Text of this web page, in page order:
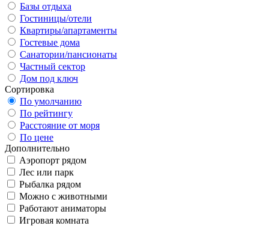
Базы отдыха
Гостиницы/отели
Квартиры/апартаменты
Гостевые дома
Санатории/пансионаты
Частный сектор
Дом под ключ
Сортировка
По умолчанию
По рейтингу
Расстояние от моря
По цене
Дополнительно
Аэропорт рядом
Лес или парк
Рыбалка рядом
Можно с животными
Работают аниматоры
Игровая комната